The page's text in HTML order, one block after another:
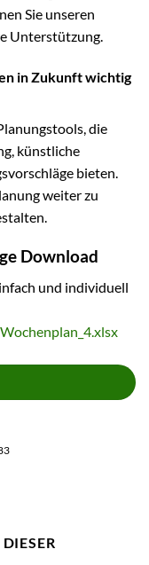
Sie unseren
Unterstützung.
in Zukunft wichtig
die
künstliche
bieten.
weiter zu
Download
und individuell
Wochenplan_4.xlsx